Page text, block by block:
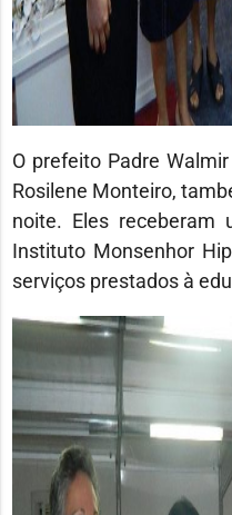
O prefeito Padre
Rosilene Monteiro,
noite. Eles receberam
Instituto Monsenhor
serviços prestados à